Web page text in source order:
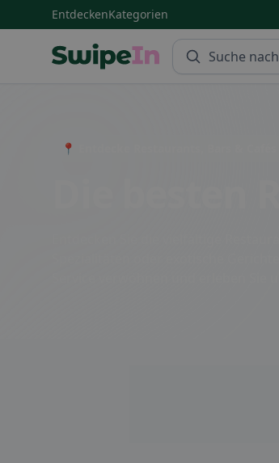
EntdeckenKategorien
📍 Entdecke Restaurants, Bars & Cafés